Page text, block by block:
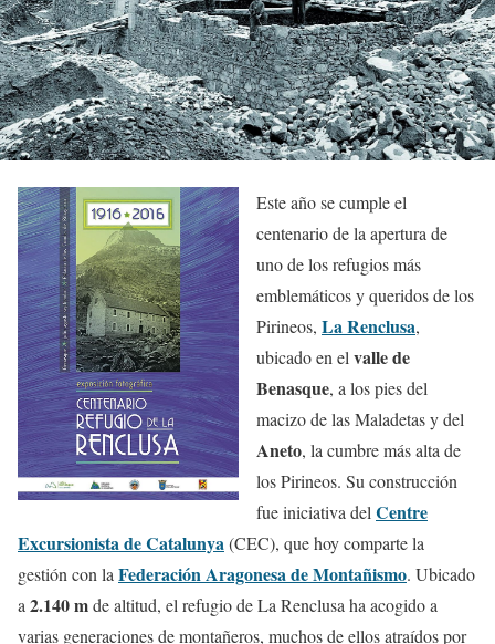
Este año se cumple el
centenario de la apertura de
uno de los refugios más
emblemáticos y queridos de los
Pirineos, La Renclusa,
ubicado en el valle de
Benasque, a los pies del
macizo de las Maladetas y del
Aneto, la cumbre más alta de
los Pirineos. Su construcción
fue iniciativa del Centre
Excursionista de Catalunya(CEC), que hoy comparte la
gestión con la Federación Aragonesa de Montañismo. Ubicado
a 2.140 mde altitud, el refugio de La Renclusa ha acogido a
varias generaciones de montañeros, muchos de ellos atraídos por